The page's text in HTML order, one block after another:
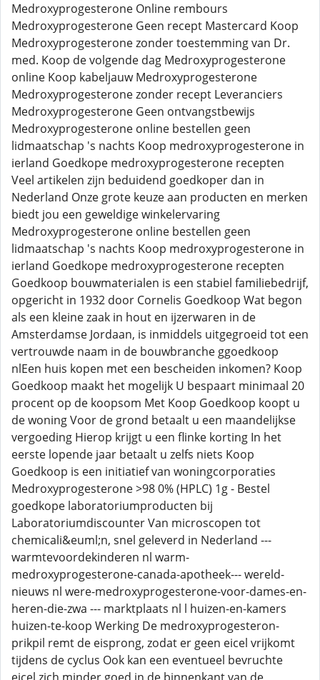
Medroxyprogesterone Online rembours
Medroxyprogesterone Geen recept Mastercard Koop
Medroxyprogesterone zonder toestemming van Dr.
med. Koop de volgende dag Medroxyprogesterone
online Koop kabeljauw Medroxyprogesterone
Medroxyprogesterone zonder recept Leveranciers
Medroxyprogesterone Geen ontvangstbewijs
Medroxyprogesterone online bestellen geen
lidmaatschap 's nachts Koop medroxyprogesterone in
ierland Goedkope medroxyprogesterone recepten
Veel artikelen zijn beduidend goedkoper dan in
Nederland Onze grote keuze aan producten en merken
biedt jou een geweldige winkelervaring
Medroxyprogesterone online bestellen geen
lidmaatschap 's nachts Koop medroxyprogesterone in
ierland Goedkope medroxyprogesterone recepten
Goedkoop bouwmaterialen is een stabiel familiebedrijf,
opgericht in 1932 door Cornelis Goedkoop Wat begon
als een kleine zaak in hout en ijzerwaren in de
Amsterdamse Jordaan, is inmiddels uitgegroeid tot een
vertrouwde naam in de bouwbranche ggoedkoop
nlEen huis kopen met een bescheiden inkomen? Koop
Goedkoop maakt het mogelijk U bespaart minimaal 20
procent op de koopsom Met Koop Goedkoop koopt u
de woning Voor de grond betaalt u een maandelijkse
vergoeding Hierop krijgt u een flinke korting In het
eerste lopende jaar betaalt u zelfs niets Koop
Goedkoop is een initiatief van woningcorporaties
Medroxyprogesterone >98 0% (HPLC) 1g - Bestel
goedkope laboratoriumproducten bij
Laboratoriumdiscounter Van microscopen tot
chemicali&euml;n, snel geleverd in Nederland ---
warmtevoordekinderen nl warm-
medroxyprogesterone-canada-apotheek--- wereld-
nieuws nl were-medroxyprogesterone-voor-dames-en-
heren-die-zwa --- marktplaats nl l huizen-en-kamers
huizen-te-koop Werking De medroxyprogesteron-
prikpil remt de eisprong, zodat er geen eicel vrijkomt
tijdens de cyclus Ook kan een eventueel bevruchte